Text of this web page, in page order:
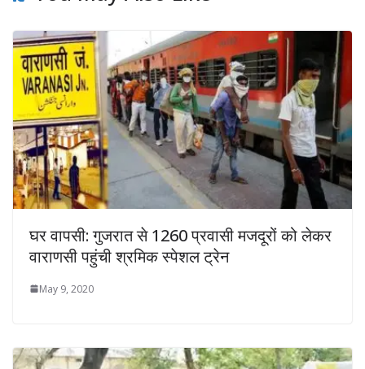
घर वापसी: गुजरात से 1260 प्रवासी मजदूरों को लेकर
वाराणसी पहुंची श्रमिक स्पेशल ट्रेन
May 9, 2020